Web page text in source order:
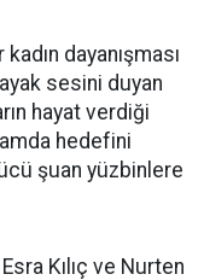
dayanışması
sesini duyan
hayat verdiği
hedefini
şuan yüzbinlere
Kılıç ve Nurten